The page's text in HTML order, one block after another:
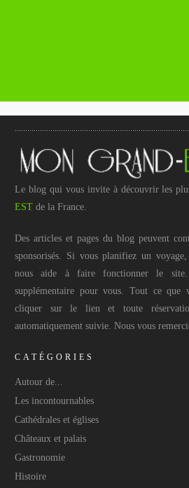
Le blog qui vous invite à découvrir les
EST de la France.
Des articles et pages du blog peuvent
sponsorisés. Si vous planifiez un
nous aide à faire fonctionner le
supplémentaire pour vous. Tout ce que
cliquer sur le lien et toute
automatiquement suivie. Nous vous
CATÉGORIES
Autour de...
Les incontournables
Cathédrales et églises
Châteaux et palais
Gastronomie
Histoire